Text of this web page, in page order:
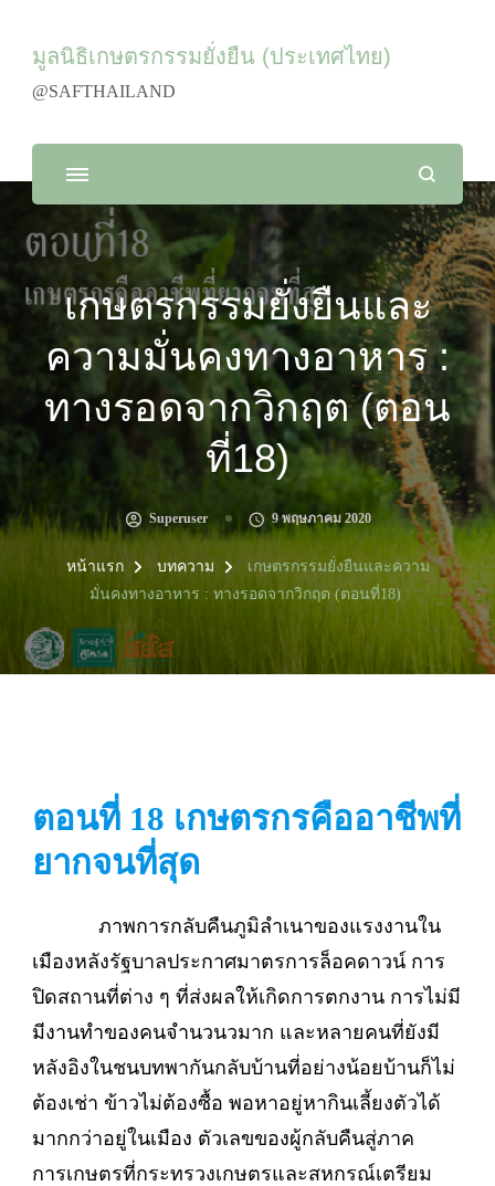
มูลนิธิเกษตรกรรมยั่งยืน (ประเทศไทย)
@SAFTHAILAND
เกษตรกรรมยั่งยืนและ
ความมั่นคงทางอาหาร :
ทางรอดจากวิกฤต (ตอน
ที่18)
Superuser 9 พฤษภาคม 2020
หน้าแรก บทความ
เกษตรกรรมยั่งยืนและความ
มั่นคงทางอาหาร : ทางรอดจากวิกฤต (ตอนที่18)
ตอนที่ 18 เกษตรกรคืออาชีพที่
ยากจนที่สุด
ภาพการกลับคืนภูมิลำเนาของแรงงานใน
เมืองหลังรัฐบาลประกาศมาตรการล็อคดาวน์ การ
ปิดสถานที่ต่าง ๆ ที่ส่งผลให้เกิดการตกงาน การไม่มี
มีงานทำของคนจำนวนวมาก และหลายคนที่ยังมี
หลังอิงในชนบทพากันกลับบ้านที่อย่างน้อยบ้านก็ไม่
ต้องเช่า ข้าวไม่ต้องซื้อ พอหาอยู่หากินเลี้ยงตัวได้
มากกว่าอยู่ในเมือง ตัวเลขของผู้กลับคืนสู่ภาค
การเกษตรที่กระทรวงเกษตรและสหกรณ์เตรียม